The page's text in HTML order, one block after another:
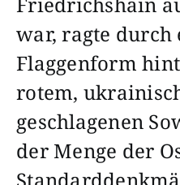
war, ragte
Flaggenform
rotem,
geschlagenen
der Menge der